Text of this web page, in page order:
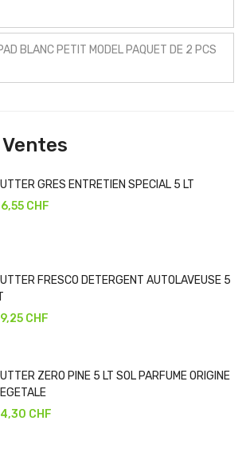
BLANC PETIT MODEL PAQUET DE 2 PCS
GRES ENTRETIEN SPECIAL 5 LT
CHF
FRESCO DETERGENT AUTOLAVEUSE 5
CHF
ZERO PINE 5 LT SOL PARFUME ORIGINE
CHF